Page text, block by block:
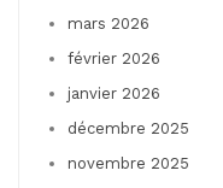
mars 2026
février 2026
janvier 2026
décembre 2025
novembre 2025